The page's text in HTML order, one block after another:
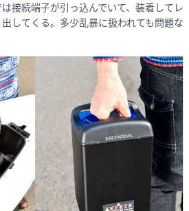
接続端子が引っ込んでいて、装着してレ
してくる。多少乱暴に扱われても問題な